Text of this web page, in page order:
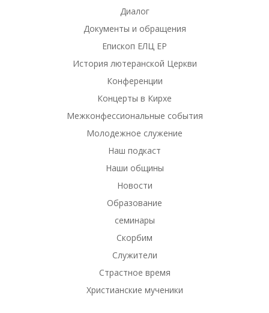
Диалог
Документы и обращения
Епископ ЕЛЦ ЕР
История лютеранской Церкви
Конференции
Концерты в Кирхе
Межконфессиональные события
Молодежное служение
Наш подкаст
Наши общины
Новости
Образование
семинары
Скорбим
Служители
Страстное время
Христианские мученики